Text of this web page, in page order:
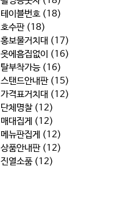
테이블번호 (18)
호수판 (18)
홍보물거치대 (17)
옷에흠집없이 (16)
탈부착가능 (16)
스탠드안내판 (15)
가격표거치대 (12)
단체명찰 (12)
매대집게 (12)
메뉴판집게 (12)
상품안내판 (12)
진열소품 (12)